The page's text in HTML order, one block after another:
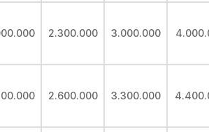
2.300.000 3.000.000
2.600.000 3.300.000